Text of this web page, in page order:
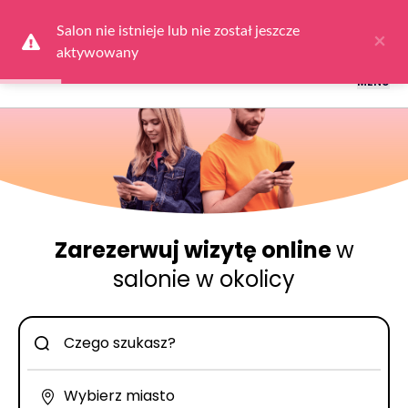
wybierzZaloguj się
MENU
Zarezerwuj wizytę onlinew
salonie w okolicy
Salon nie istnieje lub nie został jeszcze
aktywowany
×